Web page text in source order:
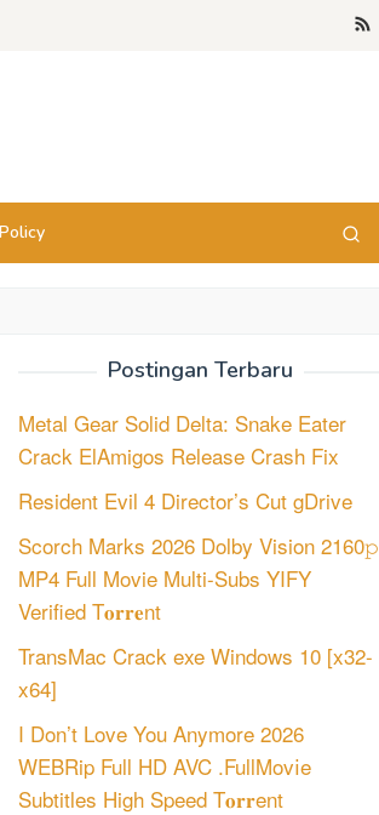
Postingan Terbaru
Metal Gear Solid Delta: Snake Eater
Crack ElAmigos Release Crash Fix
Resident Evil 4 Director’s Cut gDrive
Scorch Marks 2026 Dolby Vision 2160𝚙
MP4 Full Movie Multi-Subs YIFY
Verified T𝐨𝐫𝐫𝐞nt
TransMac Crack exe Windows 10 [x32-
x64]
I Don’t Love You Anymore 2026
WEBRip Full HD AVC .FullMov𝗂e
Subtitles High Speed T𝐨𝐫𝐫ent